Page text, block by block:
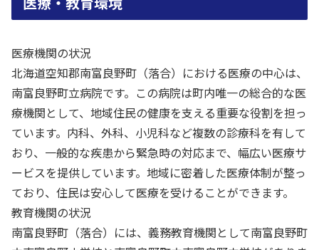
医療機関の状況
北海道空知郡南富良野町（落合）における医療の中心は、
南富良野町立病院です。この病院は町内唯一の総合的な医
療機関として、地域住民の健康を支える重要な役割を担っ
ています。内科、外科、小児科など複数の診療科を有して
おり、一般的な疾患から緊急時の対応まで、幅広い医療サ
ービスを提供しています。地域に密着した医療体制が整っ
ており、住民は安心して医療を受けることができます。
教育機関の状況
南富良野町（落合）には、義務教育機関として南富良野町